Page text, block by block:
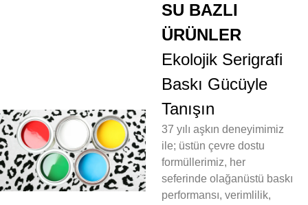
SU BAZLI
ÜRÜNLER
Ekolojik Serigrafi
Baskı Gücüyle
Tanışın
37 yılı aşkın deneyimimiz
ile; üstün çevre dostu
formüllerimiz, her
seferinde olağanüstü baskı
performansı, verimlilik,